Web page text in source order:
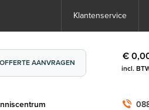
Klantenservice
OFFERTE AANVRAGEN
€
incl.